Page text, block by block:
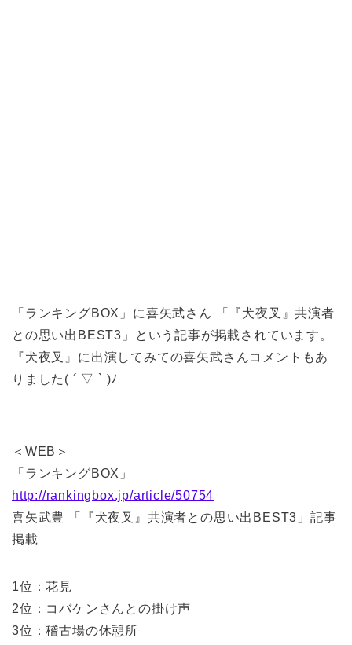
「ランキングBOX」に喜矢武さん 「『犬夜叉』共演者
との思い出BEST3」という記事が掲載されています。
『犬夜叉』に出演してみての喜矢武さんコメントもあ
りました( ´ ▽ ` )ﾉ
＜WEB＞
「ランキングBOX」
http://rankingbox.jp/article/50754
喜矢武豊 「『犬夜叉』共演者との思い出BEST3」記事
掲載
1位：花見
2位：コバケンさんとの掛け声
3位：稽古場の休憩所